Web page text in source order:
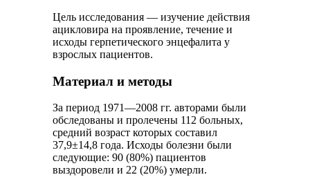
Цель исследования — изучение действия
ацикловира на проявление, течение и
исходы герпетического энцефалита у
взрослых пациентов.
Материал и методы
За период 1971—2008 гг. авторами были
обследованы и пролечены 112 больных,
средний возраст которых составил
37,9±14,8 года. Исходы болезни были
следующие: 90 (80%) пациентов
выздоровели и 22 (20%) умерли.